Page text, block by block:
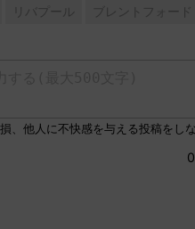
リバプール ブレントフォード